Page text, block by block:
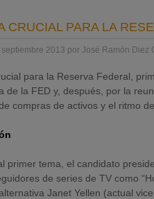
CRUCIAL PARA LA
septiembre 2013 por José Ramón Diez
para la Reserva Federal,
de la FED y, después, por la
compras de activos y el ritmo
primer tema, el candidato
de series de TV como
Janet Yellen (actual